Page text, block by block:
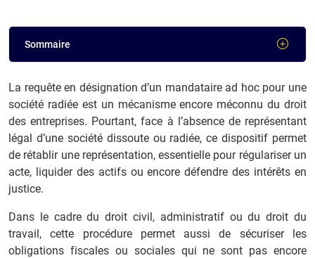
Sommaire
La requête en désignation d’un mandataire ad hoc pour une
société radiée est un mécanisme encore méconnu du droit
des entreprises. Pourtant, face à l’absence de représentant
légal d’une société dissoute ou radiée, ce dispositif permet
de rétablir une représentation, essentielle pour régulariser un
acte, liquider des actifs ou encore défendre des intérêts en
justice.
Dans le cadre du droit civil, administratif ou du droit du
travail, cette procédure permet aussi de sécuriser les
obligations fiscales ou sociales qui ne sont pas encore